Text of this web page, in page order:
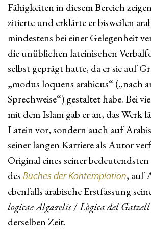
Fähigkeiten in diesem Bereich
zitierte und erklärte er bisweilen
mindestens bei einer Gelegenheit
die unüblichen lateinischen
selbst geprägt hatte, da er sie auf
„modus loquens arabicus“ („nach
Sprechweise“) gestaltet habe. Bei
mit dem Islam gab er an, das Werk
Latein vor, sondern auch auf
seiner langen Karriere als Autor
Original eines seiner bedeutendsten
des Buches der Kontemplation, auf
ebenfalls arabische Erstfassung
logicae Algazelis/Lògica del Gatzell
derselben Zeit.